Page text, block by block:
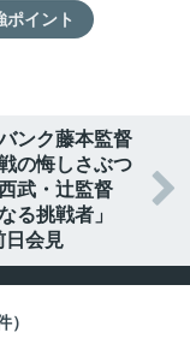
ポイント
ンク藤本監督
戦の悔しさぶつ
武・辻監督
なる挑戦者」
日会見

）